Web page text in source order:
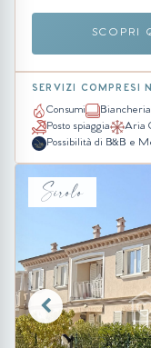
SCOPRI
SERVIZI COMPRESI
Consumi
Posto spiaggia
Aria
Possibilità di B&B e
Sirolo